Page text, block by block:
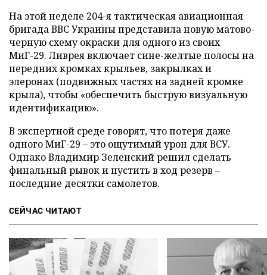
На этой неделе 204-я тактическая авиационная
бригада ВВС Украины представила новую матово-
черную схему окраски для одного из своих
МиГ-29. Ливрея включает сине-желтые полосы на
передних кромках крыльев, закрылках и
элеронах (подвижных частях на задней кромке
крыла), чтобы «обеспечить быструю визуальную
идентификацию».
В экспертной среде говорят, что потеря даже
одного МиГ-29 – это ощутимый урон для ВСУ.
Однако Владимир Зеленский решил сделать
финальный рывок и пустить в ход резерв –
последние десятки самолетов.
СЕЙЧАС ЧИТАЮТ